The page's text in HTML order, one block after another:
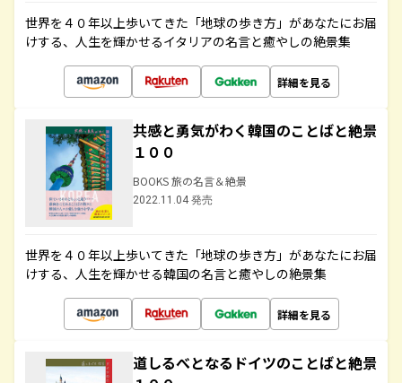
世界を４０年以上歩いてきた「地球の歩き方」があなたにお届
けする、人生を輝かせるイタリアの名言と癒やしの絶景集
詳細を見る
共感と勇気がわく韓国のことばと絶景
１００
BOOKS 旅の名言＆絶景
2022.11.04 発売
世界を４０年以上歩いてきた「地球の歩き方」があなたにお届
けする、人生を輝かせる韓国の名言と癒やしの絶景集
詳細を見る
道しるべとなるドイツのことばと絶景